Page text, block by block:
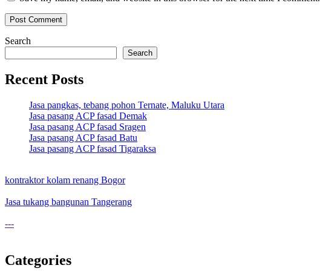
Search
Search
Recent Posts
Jasa pangkas, tebang pohon Ternate, Maluku Utara
Jasa pasang ACP fasad Demak
Jasa pasang ACP fasad Sragen
Jasa pasang ACP fasad Batu
Jasa pasang ACP fasad Tigaraksa
kontraktor kolam renang Bogor
Jasa tukang bangunan Tangerang
---
Categories